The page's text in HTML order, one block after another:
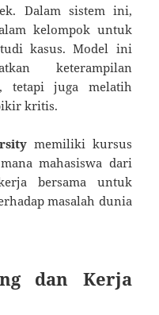
Dalam sistem ini,
kelompok untuk
kasus. Model ini
keterampilan
tetapi juga melatih
kritis.
memiliki kursus
mahasiswa dari
bersama untuk
masalah dunia
dan Kerja